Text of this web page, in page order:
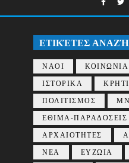
ΕΤΙΚΈΤΕΣ
ΝΑΟΙ ΚΟΙΝΩΝΙΑ
ΙΣΤΟΡΙΚΑ
ΠΟΛΙΤΙΣΜΟΣ
ΕΘΙΜΑ-ΠΑΡΑΔΟΣΕΙΣ
ΑΡΧΑΙΟΤΗΤΕΣ
ΝΕΑ
ΕΥΖΩΙΑ